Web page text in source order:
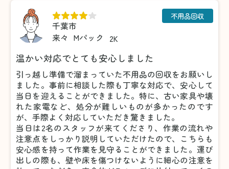
千葉市
来々 Mパック 2K
不用品回収
温かい対応でとても安心しました
引っ越し準備で溜まっていた不用品の回収をお願いし
ました。事前に相談した際も丁寧な対応で、安心して
当日を迎えることができました。特に、古い家具や壊
れた家電など、処分が難しいものが多かったのです
が、手際よく対応していただき驚きました。
当日は2名のスタッフが来てくださり、作業の流れや
注意点をしっかり説明していただけたので、こちらも
安心感を持って作業を見守ることができました。運び
出しの際も、壁や床を傷つけないように細心の注意を